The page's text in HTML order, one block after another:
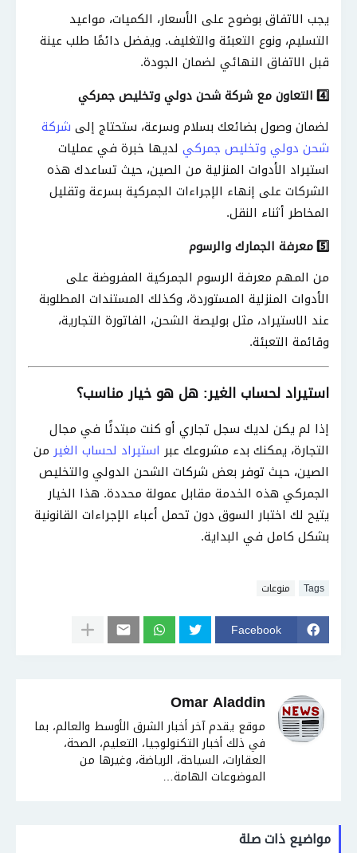
يجب الاتفاق بوضوح على الأسعار، الكميات، مواعيد
التسليم، ونوع التعبئة والتغليف. ويفضل دائمًا طلب عينة
قبل الاتفاق النهائي لضمان الجودة.
4️⃣ التعاون مع شركة شحن دولي وتخليص جمركي
لضمان وصول بضائعك بسلام وسرعة، ستحتاج إلى شركة
شحن دولي وتخليص جمركي لديها خبرة في عمليات
استيراد الأدوات المنزلية من الصين، حيث تساعدك هذه
الشركات على إنهاء الإجراءات الجمركية بسرعة وتقليل
المخاطر أثناء النقل.
5️⃣ معرفة الجمارك والرسوم
من المهم معرفة الرسوم الجمركية المفروضة على
الأدوات المنزلية المستوردة، وكذلك المستندات المطلوبة
عند الاستيراد، مثل بوليصة الشحن، الفاتورة التجارية،
وقائمة التعبئة.
استيراد لحساب الغير: هل هو خيار مناسب؟
إذا لم يكن لديك سجل تجاري أو كنت مبتدئًا في مجال
التجارة، يمكنك بدء مشروعك عبر استيراد لحساب الغير من
الصين، حيث توفر بعض شركات الشحن الدولي والتخليص
الجمركي هذه الخدمة مقابل عمولة محددة. هذا الخيار
يتيح لك اختبار السوق دون تحمل أعباء الإجراءات القانونية
بشكل كامل في البداية.
Tags منوعات
Facebook
Omar Aladdin
موقع يقدم آخر أخبار الشرق الأوسط والعالم، بما
في ذلك أخبار التكنولوجيا، التعليم، الصحة،
العقارات، السياحة، الرياضة، وغيرها من
الموضوعات الهامة…
مواضيع ذات صلة